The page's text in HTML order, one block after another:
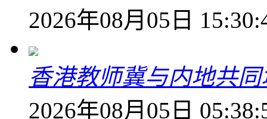
2026年08月05日
香港教师冀与内地共
2026年08月05日